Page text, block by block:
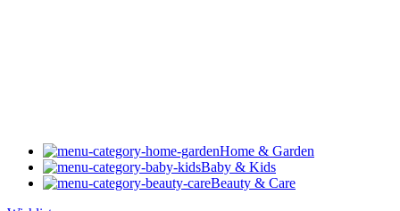
Home & Garden
Baby & Kids
Beauty & Care